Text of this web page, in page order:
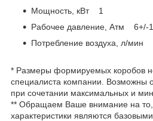
Мощность, кВт 1
Рабочее давление, Атм 6+/-1
Потребление воздуха, л/мин
* Размеры формируемых коробов
специалиста компании. Возможны
при сочетании максимальных и
** Обращаем Ваше внимание на то,
характеристики являются